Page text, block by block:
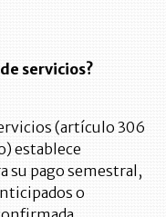
servicios?
(artículo 306
establece
su pago semestral,
o